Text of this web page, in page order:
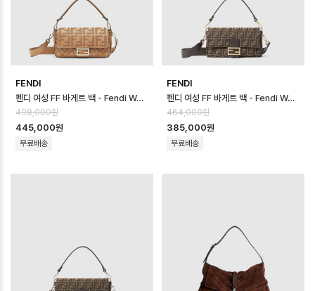
FENDI
펜디 여성 FF 바게트 백 - Fendi Womens FF Baguette Bag - fe…
498,000원
445,000원
무료배송
FENDI
펜디 여성 FF 바게트 백 - Fendi Womens FF Baguette Bag - fe…
464,000원
385,000원
무료배송